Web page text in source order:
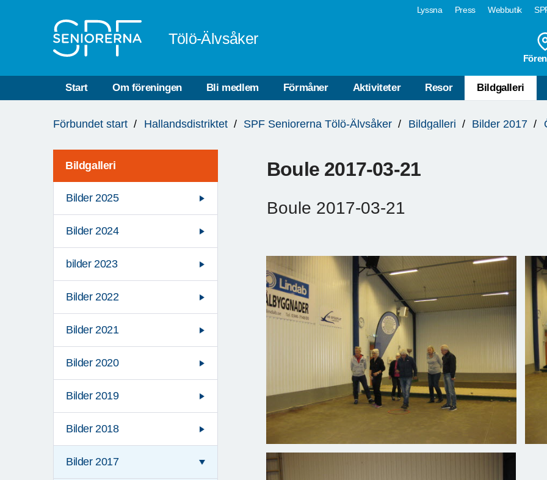
Lyssna Press Webbutik
Tölö-Älvsåker
Start Om föreningen Bli medlem Förmåner Aktiviteter Resor Bildgalleri
är
Förbundet start Hallandsdistriktet SPF Seniorerna Tölö-Älvsåker Bildgalleri Bilder 2017
Bildgalleri
Bilder 2025
Bilder 2024
bilder 2023
Bilder 2022
Bilder 2021
Bilder 2020
Bilder 2019
Bilder 2018
Bilder 2017
Boule 2017-03-21
Boule 2017-03-21